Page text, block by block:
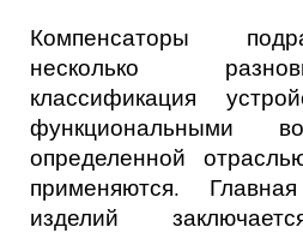
Компенсаторы
несколько
классификация
функциональными
определенной
применяются.
изделий